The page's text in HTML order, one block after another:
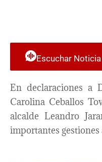
Escuchar Noticia
En declaraciones a
Carolina Ceballos
alcalde Leandro
importantes gestiones